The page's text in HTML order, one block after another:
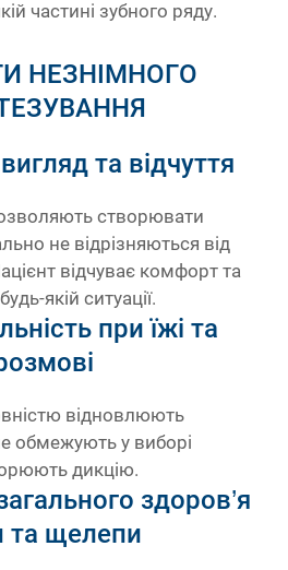
частині зубного ряду.
НЕЗНІМНОГО
та відчуття
створювати
не відрізняються від
відчуває комфорт та
якій ситуації.
при їжі та
відновлюють
обмежують у виборі
дикцію.
здоров’я
та щелепи